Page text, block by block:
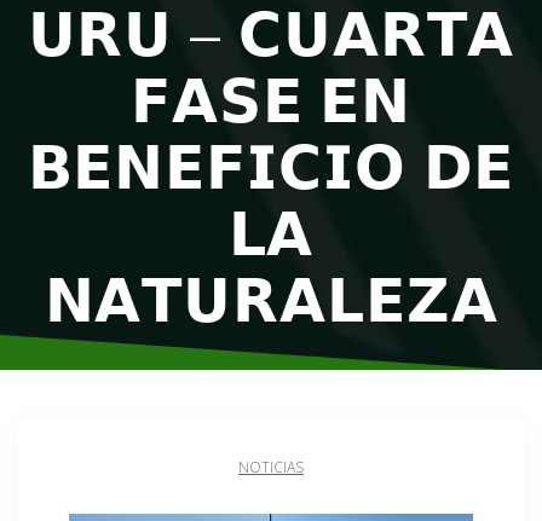
𝗨𝗥𝗨 – 𝗖𝗨𝗔𝗥𝗧𝗔
𝗙𝗔𝗦𝗘 𝗘𝗡
𝗕𝗘𝗡𝗘𝗙𝗜𝗖𝗜𝗢 𝗗𝗘
𝗟𝗔
𝗡𝗔𝗧𝗨𝗥𝗔𝗟𝗘𝗭𝗔
NOTICIAS